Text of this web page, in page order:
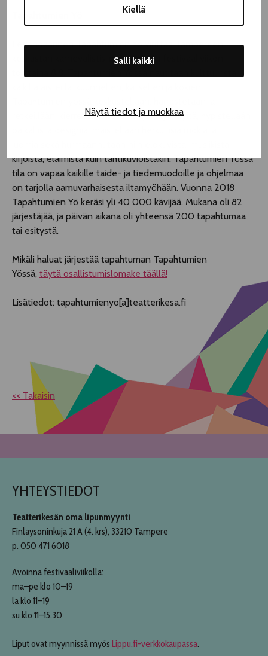
Kiellä
Salli kaikki
Näytä tiedot ja muokkaa
Legendaarinen Tapahtumien Yö virittää Tampereen
keskustan karnevalistisiin tunnelmiin festivaaliviikon
retkeillään, kierretään museoita ja näyttelyitä, hypistellään
kirjoista, eläimistä kuin tähtikuvioistakin. Tapahtumien Yössä
tila on vapaa kaikille taide- ja tiedemuodoille ja ohjelmaa
on tarjolla aamuvarhaisesta iltamyöhään. Vuonna 2018
Tapahtumien Yö keräsi yli 40 000 kävijää. Mukana oli 82
järjestäjää, ja päivän aikana oli yhteensä 200 tapahtumaa
tai esitystä.
Mikäli haluat järjestää tapahtuman Tapahtumien
Yössä, täytä osallistumislomake täällä!
Lisätiedot: tapahtumienyo[a]teatterikesa.fi
<< Takaisin
YHTEYSTIEDOT
Teatterikesän oma lipunmyynti
Finlaysoninkuja 21 A (4. krs), 33210 Tampere
p. 050 471 6018
Avoinna festivaaliviikolla:
ma–pe klo 10–19
la klo 11–19
su klo 11–15.30
Liput ovat myynnissä myös Lippu.fi-verkkokaupassa.